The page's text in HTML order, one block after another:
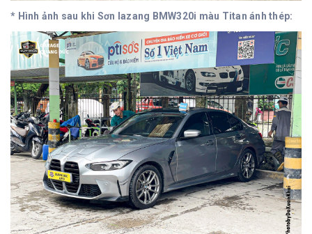
* Hình ảnh sau khi Sơn lazang BMW320i màu Titan ánh thép: